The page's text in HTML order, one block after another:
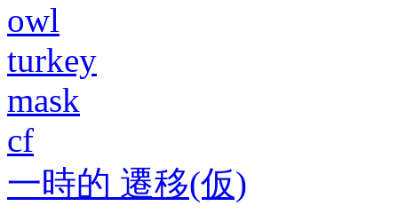
owl
turkey
mask
cf
一時的 遷移(仮)